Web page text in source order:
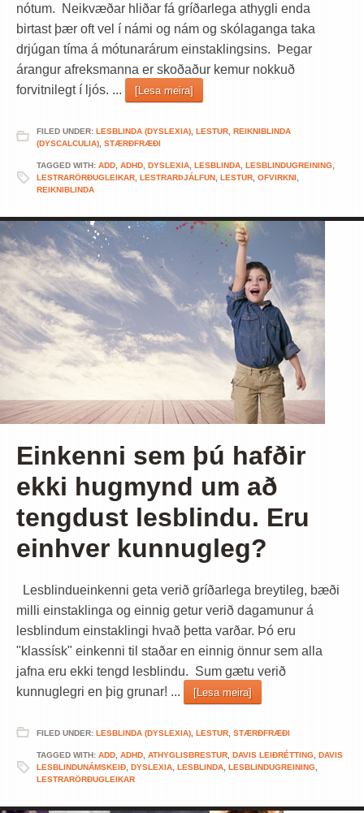
nótum. Neikvæðar hliðar fá gríðarlega athygli enda
birtast þær oft vel í námi og nám og skólaganga taka
drjúgan tíma á mótunarárum einstaklingsins. Þegar
árangur afreksmanna er skoðaður kemur nokkuð
forvitnilegt í ljós. ...
[Lesa meira]
FILED UNDER: LESBLINDA (DYSLEXIA) LESTUR REIKNIBLINDA
(DYSCALCULIA) STÆRÐFRÆÐI
TAGGED WITH: ADD ADHD DYSLEXIA LESBLINDA LESBLINDUGREINING
LESTRARÖRÐUGLEIKAR LESTRARÞJÁLFUN LESTUR OFVIRKNI
REIKNIBLINDA
Einkenni sem þú hafðir
ekki hugmynd um að
tengdust lesblindu. Eru
einhver kunnugleg?
Lesblindueinkenni geta verið gríðarlega breytileg, bæði
milli einstaklinga og einnig getur verið dagamunur á
lesblindum einstaklingi hvað þetta varðar. Þó eru
"klassísk" einkenni til staðar en einnig önnur sem alla
jafna eru ekki tengd lesblindu. Sum gætu verið
kunnuglegri en þig grunar! ...
[Lesa meira]
FILED UNDER: LESBLINDA (DYSLEXIA) LESTUR STÆRÐFRÆÐI
TAGGED WITH: ADD ADHD ATHYGLISBRESTUR DAVIS LEIÐRÉTTING DAVIS
LESBLINDUNÁMSKEIÐ DYSLEXIA LESBLINDA LESBLINDUGREINING
LESTRARÖRÐUGLEIKAR